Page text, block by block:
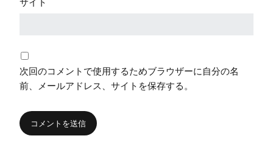
次回のコメントで使用するためブラウザーに自分の名
前、メールアドレス、サイトを保存する。